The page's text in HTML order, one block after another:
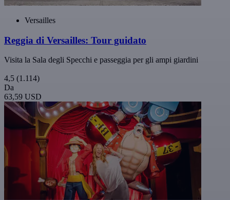
Versailles
Reggia di Versailles: Tour guidato
Visita la Sala degli Specchi e passeggia per gli ampi giardini
4,5 (1.114)
Da
63,59 USD